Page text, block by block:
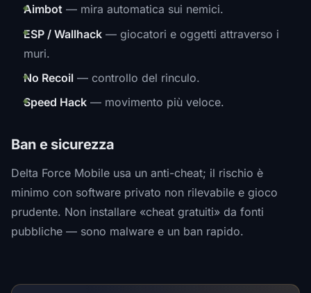
Aimbot — mira automatica sui nemici.
ESP / Wallhack — giocatori e oggetti attraverso i
muri.
No Recoil — controllo del rinculo.
Speed Hack — movimento più veloce.
Ban e sicurezza
Delta Force Mobile usa un anti-cheat; il rischio è
minimo con software privato non rilevabile e gioco
prudente. Non installare «cheat gratuiti» da fonti
pubbliche — sono malware e un ban rapido.